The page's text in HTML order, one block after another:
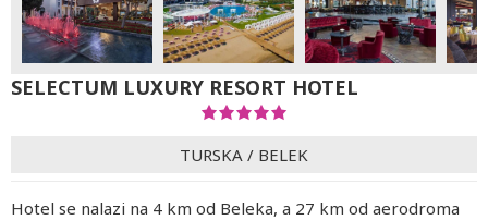
SELECTUM LUXURY RESORT HOTEL
TURSKA / BELEK
Hotel se nalazi na 4 km od Beleka, a 27 km od aerodroma